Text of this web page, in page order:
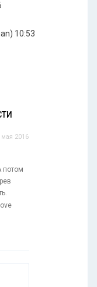
10:53
мая 2016
потом